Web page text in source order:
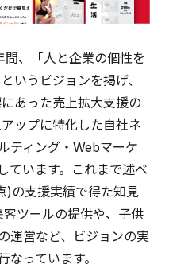
、「人と企業の個性を
いうビジョンを掲げ、
あった売上拡大支援の
ップに特化した自社ネ
ティング・Webマーケ
ています。これまで述べ
の支援実績で得た知見
ツールの提供や、子供
運営など、ビジョンの実
っています。